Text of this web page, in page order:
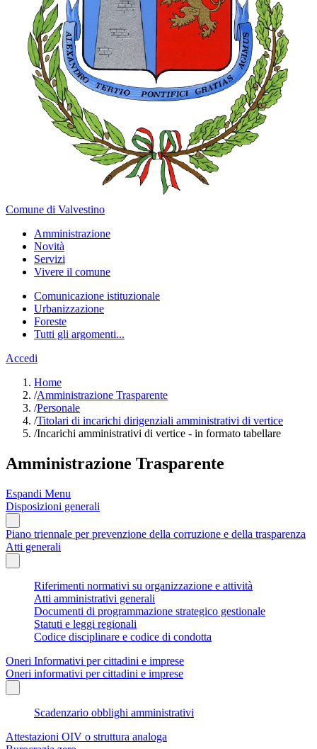
Comune di Valvestino
Amministrazione
Novità
Servizi
Vivere il comune
Comunicazione istituzionale
Urbanizzazione
Foreste
Tutti gli argomenti...
Accedi
Home
/Amministrazione Trasparente
/Personale
/Titolari di incarichi dirigenziali amministrativi di vertice
/Incarichi amministrativi di vertice - in formato tabellare
Amministrazione Trasparente
Espandi Menu
Disposizioni generali
Piano triennale per prevenzione della corruzione e della trasparenza
Atti generali
Riferimenti normativi su organizzazione e attività
Atti amministrativi generali
Documenti di programmazione strategico gestionale
Statuti e leggi regionali
Codice disciplinare e codice di condotta
Oneri Informativi per cittadini e imprese
Oneri informativi per cittadini e imprese
Scadenzario obblighi amministrativi
Attestazioni OIV o struttura analoga